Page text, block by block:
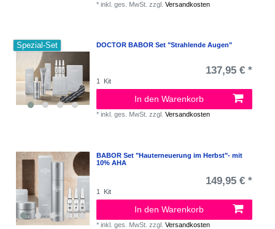
*inkl. ges. MwSt. zzgl.Versandkosten
Spezial-Set DOCTOR BABOR Set "Strahlende Augen"
137,95 € *
1 Kit
In den Warenkorb
*inkl. ges. MwSt. zzgl.Versandkosten
BABOR Set "Hauterneuerung im Herbst"- mit
10% AHA
149,95 € *
1 Kit
In den Warenkorb
*inkl. ges. MwSt. zzgl.Versandkosten